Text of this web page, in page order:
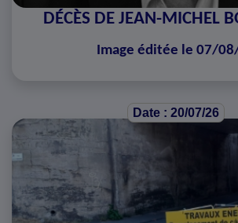
DÉCÈS DE JEAN-MICHEL
Image éditée le 07/
Date : 20/07/26